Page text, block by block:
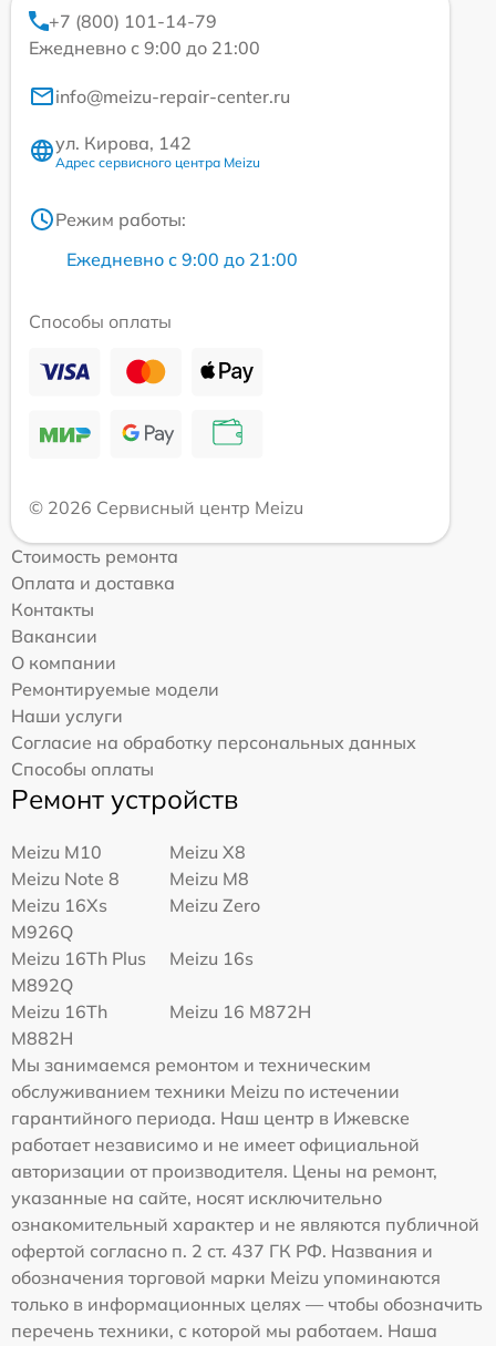
+7 (800) 101-14-79
Ежедневно с 9:00 до 21:00
info@meizu-repair-center.ru
ул. Кирова, 142
Адрес сервисного центра Meizu
Режим работы:
Ежедневно с 9:00 до 21:00
Способы оплаты
© 2026 Сервисный центр Meizu
Стоимость ремонта
Оплата и доставка
Контакты
Вакансии
О компании
Ремонтируемые модели
Наши услуги
Согласие на обработку персональных данных
Способы оплаты
Ремонт устройств
Meizu M10
Meizu X8
Meizu Note 8
Meizu M8
Meizu 16Xs
M926Q
Meizu Zero
Meizu 16Th Plus
M892Q
Meizu 16s
Meizu 16Th
M882H
Meizu 16 M872H
Мы занимаемся ремонтом и техническим
обслуживанием техники Meizu по истечении
гарантийного периода. Наш центр в Ижевске
работает независимо и не имеет официальной
авторизации от производителя. Цены на ремонт,
указанные на сайте, носят исключительно
ознакомительный характер и не являются публичной
офертой согласно п. 2 ст. 437 ГК РФ. Названия и
обозначения торговой марки Meizu упоминаются
только в информационных целях — чтобы обозначить
перечень техники, с которой мы работаем. Наша